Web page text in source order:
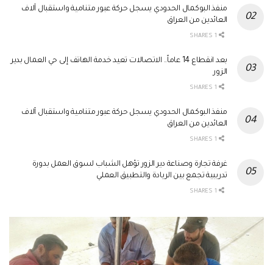
منفذ البوكمال الحدودي يسجل حركة عبور متنامية واستقبال آلاف
العائدين من العراق
بعد انقطاع 14 عاماً.. الاتصالات تعيد خدمة الهاتف إلى حي العمال بدير
الزور
منفذ البوكمال الحدودي يسجل حركة عبور متنامية واستقبال آلاف
العائدين من العراق
غرفة تجارة وصناعة دير الزور تؤهل الشباب لسوق العمل بدورة
تدريبية تجمع بين الريادة والتطبيق العملي